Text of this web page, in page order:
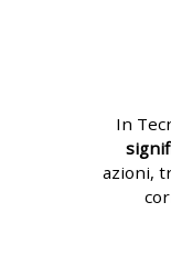
In
azioni,